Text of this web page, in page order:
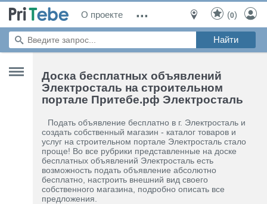
О проекте ... (0)
Доска бесплатных объявлений
Электросталь на строительном
портале Притебе.рф Электросталь
Подать объявление бесплатно в г. Электросталь и
создать собственный магазин - каталог товаров и
услуг на строительном портале Электросталь стало
проще! Во все рубрики представленные на доске
бесплатных объявлений Электросталь есть
возможность подать объявление абсолютно
бесплатно, настроить внешний вид своего
собственного магазина, подробно описать все
предложения.